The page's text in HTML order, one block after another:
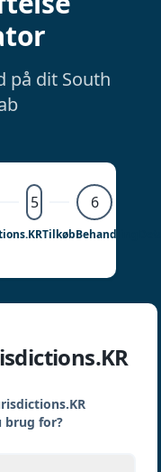
på dit South
5 6
TilkøbBehandling
brug for?